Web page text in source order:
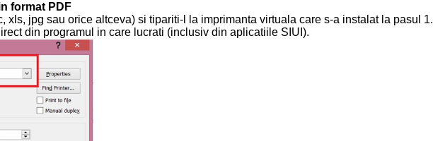
format PDF
xls, jpg sau orice altceva) si tipariti-l la imprimanta virtuala care s-a instalat la pasul 1.
din programul in care lucrati (inclusiv din aplicatiile SIUI).